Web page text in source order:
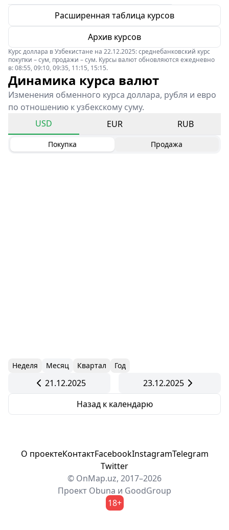
Расширенная таблица курсов
Архив курсов
Курс доллара в Узбекистане на 22.12.2025: среднебанковский курс
покупки – сум, продажи – сум. Курсы валют обновляются ежедневно
в: 08:55, 09:10, 09:35, 11:15, 15:15.
Динамика курса валют
Изменения обменного курса доллара, рубля и евро
по отношению к узбекскому суму.
USD
EUR RUB
Покупка Продажа
Неделя Месяц Квартал Год
21.12.2025
23.12.2025
Назад к календарю
О проектеКонтактFacebookInstagramTelegram
Twitter
© OnMap.uz, 2017–2026
Проект Obuna и GoodGroup
18+